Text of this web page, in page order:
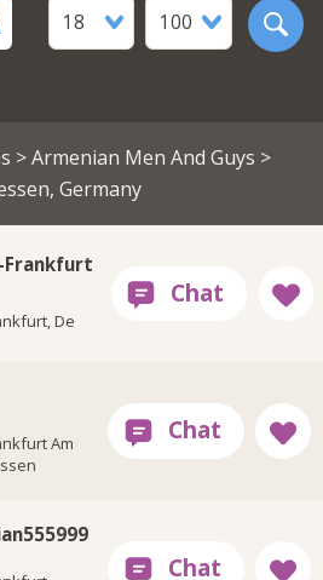
18
100
>Armenian Men And Guys >
Germany
De
Am